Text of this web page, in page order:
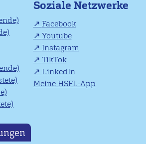
Soziale Netzwerke
Facebook
Youtube
Instagram
TikTok
LinkedIn
Meine HSFL-App